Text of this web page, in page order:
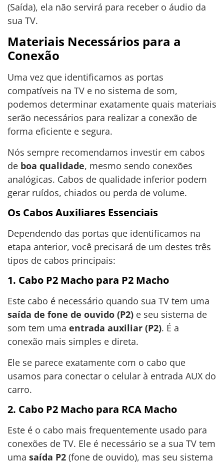
(Saída), ela não servirá para receber o áudio da
sua TV.
Materiais Necessários para a
Conexão
Uma vez que identificamos as portas
compatíveis na TV e no sistema de som,
podemos determinar exatamente quais materiais
serão necessários para realizar a conexão de
forma eficiente e segura.
Nós sempre recomendamos investir em cabos
de boa qualidade, mesmo sendo conexões
analógicas. Cabos de qualidade inferior podem
gerar ruídos, chiados ou perda de volume.
Os Cabos Auxiliares Essenciais
Dependendo das portas que identificamos na
etapa anterior, você precisará de um destes três
tipos de cabos principais:
1. Cabo P2 Macho para P2 Macho
Este cabo é necessário quando sua TV tem uma
saída de fone de ouvido (P2) e seu sistema de
som tem uma entrada auxiliar (P2). É a
conexão mais simples e direta.
Ele se parece exatamente com o cabo que
usamos para conectar o celular à entrada AUX do
carro.
2. Cabo P2 Macho para RCA Macho
Este é o cabo mais frequentemente usado para
conexões de TV. Ele é necessário se a sua TV tem
uma saída P2 (fone de ouvido), mas seu sistema